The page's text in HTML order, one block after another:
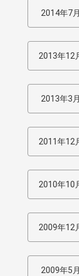
2014年7月
2013年12
2013年3月
2011年12
2010年10
2009年12
2009年5月